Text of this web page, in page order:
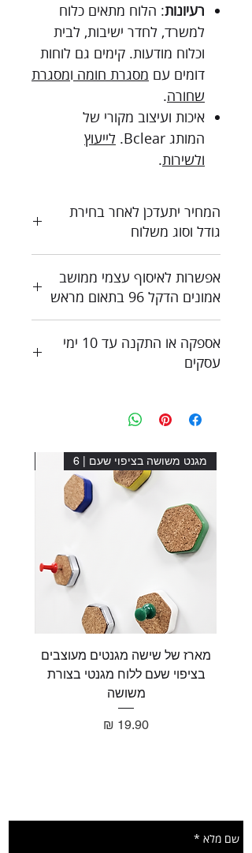
רעיונות: הלוח מתאים כלוח
למשרד, לחדר ישיבות, לבית
וכלוח מודעות. קימים גם לוחות
דומים עם מסגרת חומה ומסגרת
שחורה.
איכות ועיצוב מקורי של
המותג Bclear.
לייעוץ
ולשירות.
המחיר יתעדכן לאחר בחירת
גודל וסוג משלוח
צור קשר לקבלת הצעת מחיר
אפשרות לאיסוף עצמי ממושב
אמונים הדקל 96 בתאום מראש
אספקה או התקנה עד 10 ימי
עסקים
מגנט משושה בציפוי שעם | 6
מארז של שישה מגנטים מעוצבים
בציפוי שעם ללוח מגנטי בצורת
משושה
מחיר